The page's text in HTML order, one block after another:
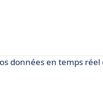
données en temps réel